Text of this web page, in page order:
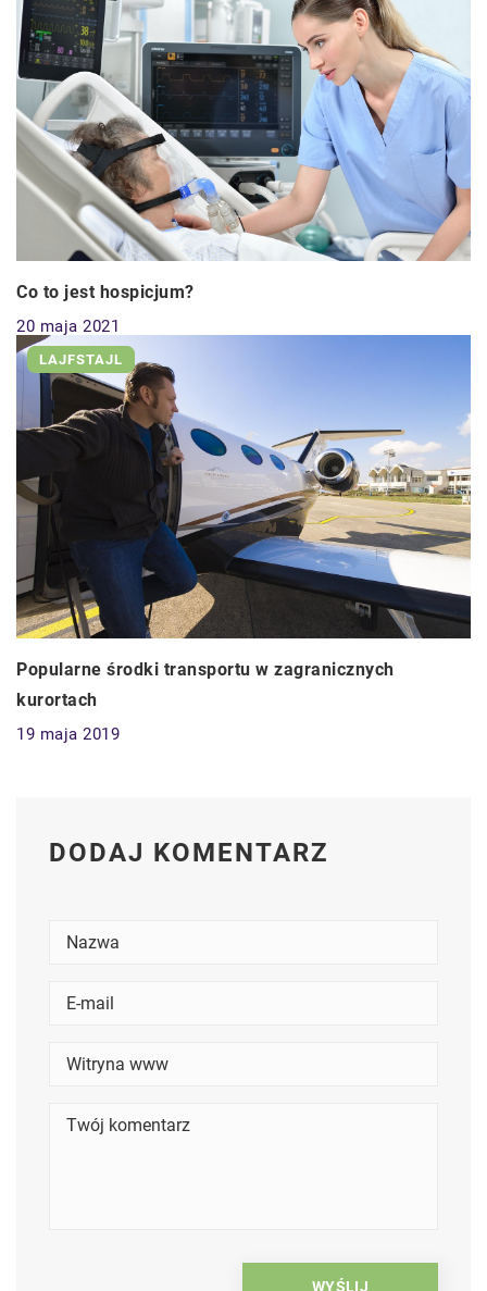
Co to jest hospicjum?
20 maja 2021
LAJFSTAJL
Popularne środki transportu w zagranicznych
kurortach
19 maja 2019
DODAJ KOMENTARZ